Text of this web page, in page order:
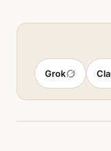
Grok